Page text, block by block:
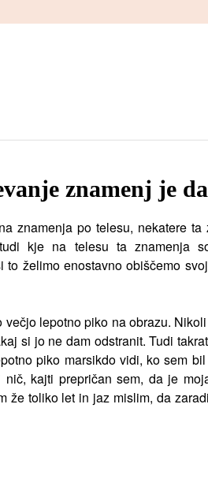
znamenj je
znamenja po telesu, nekatere
kje na telesu ta znamenja
to želimo enostavno obiščemo
večjo lepotno piko na obrazu.
si jo ne dam odstranit. Tudi
piko marsikdo vidi, ko sem
nič, kajti prepričan sem, da je
že toliko let in jaz mislim, da